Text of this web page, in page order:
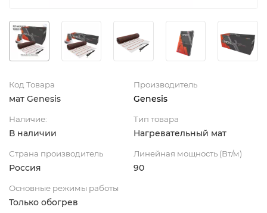
Код Товара
мат Genesis
Производитель
Genesis
Наличие:
В наличии
Тип товара
Нагревательный мат
Страна производитель
Россия
Линейная мощность (Вт/м)
90
Основные режимы работы
Только обогрев